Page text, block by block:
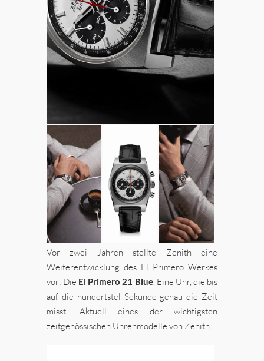
Vor zwei Jahren stellte Zenith eine
Weiterentwicklung des El Primero Werkes
vor: Die El Primero 21 Blue. Eine Uhr, die bis
auf die hundertstel Sekunde genau die Zeit
misst. Aktuell eines der wichtigsten
zeitgenössischen Uhrenmodelle von Zenith.